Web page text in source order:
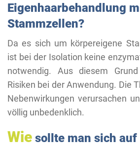
Eigenhaarbehandlung
Stammzellen?
Da es sich um körpereigene
ist bei der Isolation keine
notwendig. Aus diesem
Risiken bei der Anwendung. Die
Nebenwirkungen verursachen
völlig unbedenklich.
Wie sollte man sich auf